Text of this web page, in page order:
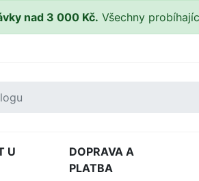
nad 3 000 Kč. Všechny
U
DOPRAVA A
PLATBA